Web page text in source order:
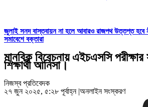
জুলাই সনদ বাস্তবায়ন না হলে আবারও রাজপথ উত্তপ্ত হবে
সমাবেশে বক্তারা
মানবিক বিবেচনায় এইচএসসি
শিক্ষার্থী আনিসা।
নিজস্ব প্রতিবেদক
২৭ জুন ২০২৫, ৫:২৮ পূর্বাহ্ন |অনলাইন সংস্করণ